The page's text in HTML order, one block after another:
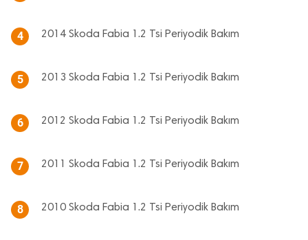
4 2014 Skoda Fabia 1.2 Tsi Periyodik Bakım
5 2013 Skoda Fabia 1.2 Tsi Periyodik Bakım
6 2012 Skoda Fabia 1.2 Tsi Periyodik Bakım
7 2011 Skoda Fabia 1.2 Tsi Periyodik Bakım
8 2010 Skoda Fabia 1.2 Tsi Periyodik Bakım